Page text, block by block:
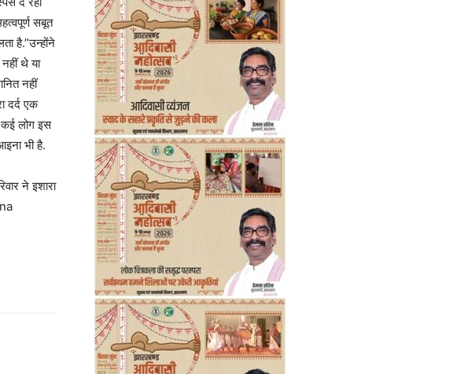
सबूत
है.”उन्होंने
थे या
नहीं
दर्द एक
कई लोग इस
भी है.
ने इशारा